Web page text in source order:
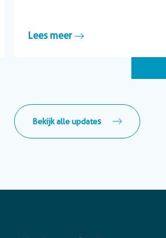
Lees meer
Bekijk alle updates